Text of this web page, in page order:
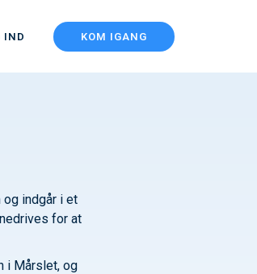
IND KOM IGANG
og indgår i et
for at
i Mårslet, og